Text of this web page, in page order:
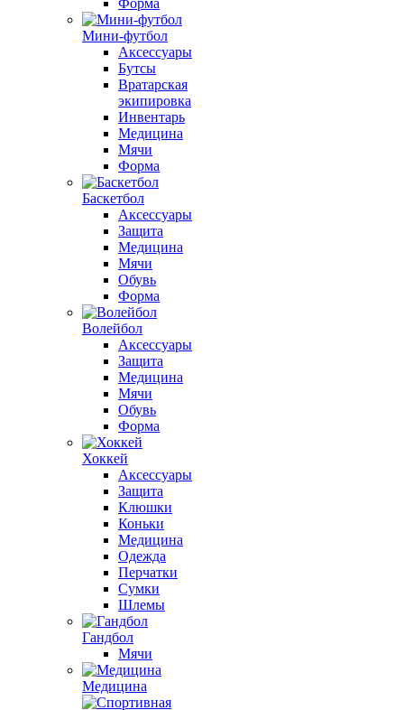
Форма
Мини-футбол
Аксессуары
Бутсы
Вратарская
экипировка
Инвентарь
Медицина
Мячи
Форма
Баскетбол
Аксессуары
Защита
Медицина
Мячи
Обувь
Форма
Волейбол
Аксессуары
Защита
Медицина
Мячи
Обувь
Форма
Хоккей
Аксессуары
Защита
Клюшки
Коньки
Медицина
Одежда
Перчатки
Сумки
Шлемы
Гандбол
Мячи
Медицина